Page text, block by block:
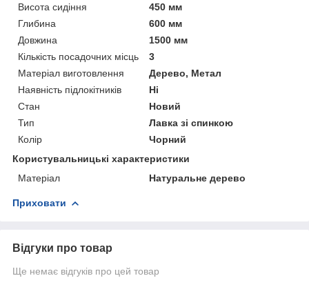
Висота сидіння
450 мм
Глибина
600 мм
Довжина
1500 мм
Кількість посадочних місць
3
Матеріал виготовлення
Дерево, Метал
Наявність підлокітників
Ні
Стан
Новий
Тип
Лавка зі спинкою
Колір
Чорний
Користувальницькі характеристики
Матеріал
Натуральне дерево
Приховати
Відгуки про товар
Ще немає відгуків про цей товар